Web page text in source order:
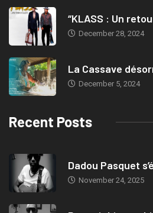
“KLASS : Un
December 28, 2024
La Cassave
December 5, 2024
Recent Posts
Dadou Pasquet
November 24, 2025